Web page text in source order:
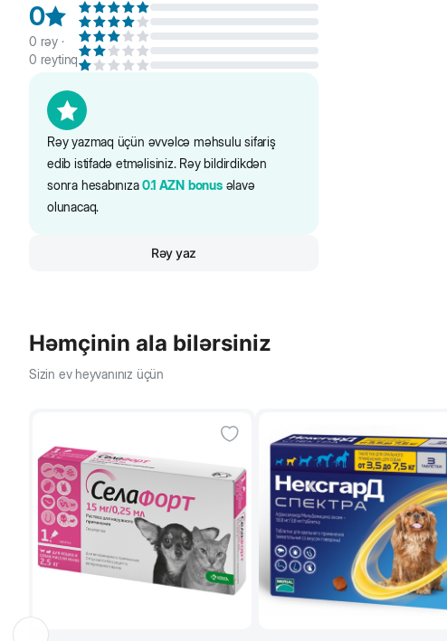
0
0 rəy ·
0 reytinq
Rəy yazmaq üçün əvvəlcə məhsulu sifariş
edib istifadə etməlisiniz. Rəy bildirdikdən
sonra hesabınıza0.1 AZN bonusəlavə
olunacaq.
Rəy yaz
Həmçinin ala bilərsiniz
Sizin ev heyvanınız üçün